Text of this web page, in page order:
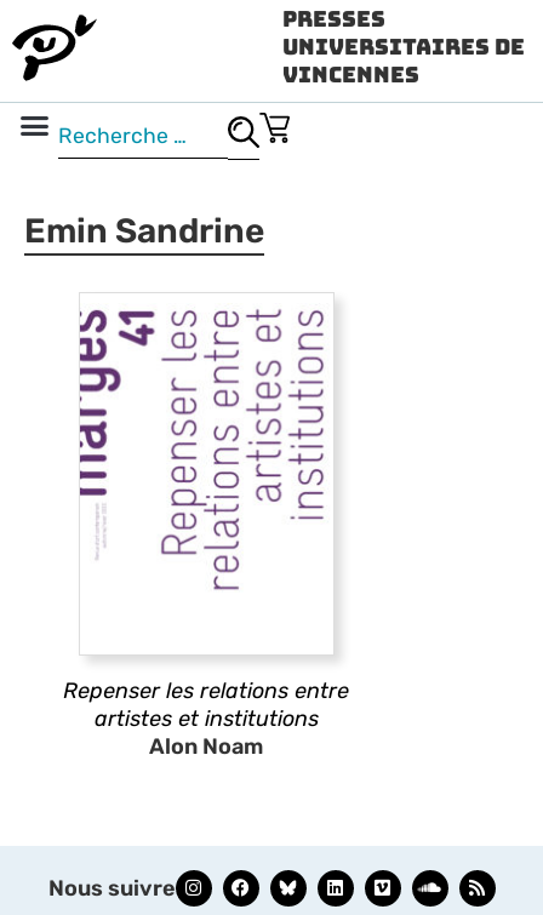
Presses
Universitaires de
Vincennes
Emin Sandrine
Repenser les relations entre
artistes et institutions
Alon Noam
Nous suivre